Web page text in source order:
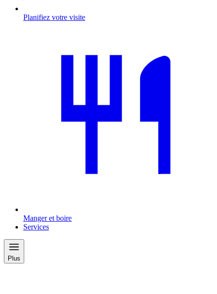
Planifiez votre visite
Manger et boire
Services
Plus